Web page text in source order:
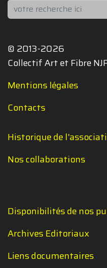
Rechercher
© 2013-2026
Collectif Art et Fibre
Mentions légales
Contacts
Historique de
Nos collaborations
Disponibilités de nos
Archives Editoriaux
Liens documentaires